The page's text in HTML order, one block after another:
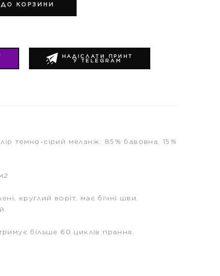
КОРЗИНИ
НАДІСЛАТИ ПРИНТ
У TELEGRAM
темно-сірий меланж: 85% бавовна, 15%
круглий воріт, має бічні шви.
більше 60 циклів прання.